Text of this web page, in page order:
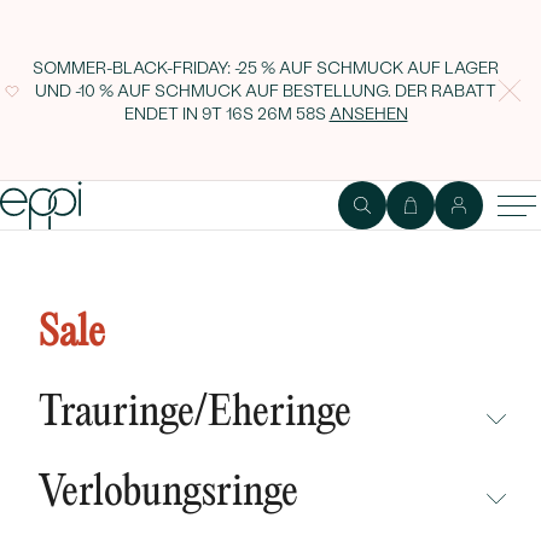
SOMMER-BLACK-FRIDAY: -25 % AUF SCHMUCK AUF LAGER
UND -10 % AUF SCHMUCK AUF BESTELLUNG. DER RABATT
ENDET IN 9T 16S 26M 57S ANSEHEN
Sale
Trauringe/Eheringe
NEUHEITEN
Verlobungsringe
zertifiziertem Fancy Pink Lab
Grown Diamanten Imelda